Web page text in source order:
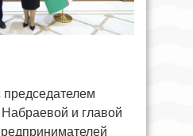
председателем
и главой